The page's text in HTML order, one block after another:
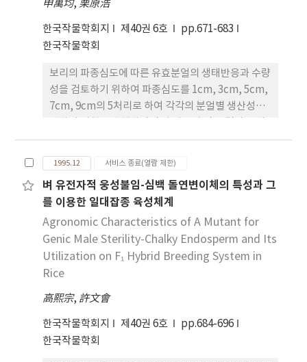
申萬均, 栗原浩
한국작물학회지 제40권 6호
pp.671-683
한국작물학회
보리의 파종심도에 따른 유효분얼의 생태반응과 수량
성을 검토하기 위하여 파종심도를 1cm, 3cm, 5cm,
7cm, 9cm의 5처리로 하여 각각의 분얼별 생산성에
었다. 1. 간장은 파종심도 1cm구에서 다소 짧은 경향
이었고 전처리가 주간 > 1차분얼 > 2차분얼 > 3차분
얼의 순위로 고차분얼일수록 짧은 경향이었다. 2. 주
간엽수는 1cm구 11.1, 3cm구와 5cm구 13.0, 7cm
구 12.5, 9cm구는 11.0수로서 1cm구는 동해, 심파
구에서는 생육 지정 때문에 엽수가 적었다. 3. 유효경
이나 유효수율은 3cm구와 5cm구에서 높았고 1cm
구나 7cm이상의 구에서는 낮았으며 전처리에서 자
엽간 및 전엽분얼보다 상위 1절에서 발생한 분얼의 유
에서 31본, 1주 유효수는 18본으로 가장 많았고 분얼
차위별 유효수수는 2차분얼 > 1차분얼의 순으로 많고
3차분얼은 유효수수가 없었다. 유효경율이 70%이상
1995.12 서비스 종료(열람 제한)
벼 유전자적 웅성불임-심백 돌연변이체의 특성과 그
를 이용한 일대잡종 육성체계
Agronomic Characteristics of A Mutant for
Genic Male Sterility-Chalky Endosperm and Its
Utilization on F₁ Hybrid Breeding System in
Rice
高熙宗, 許文會
한국작물학회지 제40권 6호
pp.684-696
한국작물학회